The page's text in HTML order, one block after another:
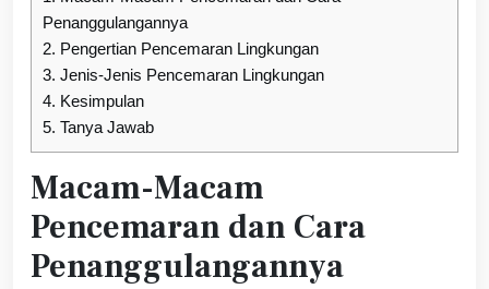
Penanggulangannya
2. Pengertian Pencemaran Lingkungan
3. Jenis-Jenis Pencemaran Lingkungan
4. Kesimpulan
5. Tanya Jawab
Macam-Macam
Pencemaran dan Cara
Penanggulangannya